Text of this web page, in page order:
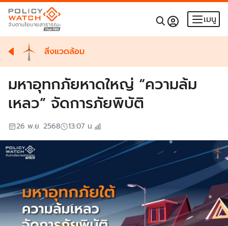
เมนู
สิ่งแวดล้อม
มหาอุทกภัยหาดใหญ่ “ความล้ม
เหลว” จัดการภัยพิบัติ
26 พ.ย. 2568 13:07 น.